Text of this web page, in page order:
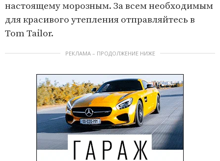
настоящему морозным. За всем необходимым
для красивого утепления отправляйтесь в
Tom Tailor.
РЕКЛАМА – ПРОДОЛЖЕНИЕ НИЖЕ